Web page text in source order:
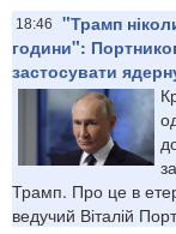
18:46
"Трамп
години":
застосувати
Трамп. Про це в
ведучий Віталій